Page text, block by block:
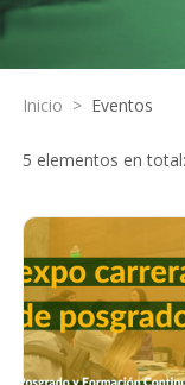
Inicio > Eventos
5 elementos en total: